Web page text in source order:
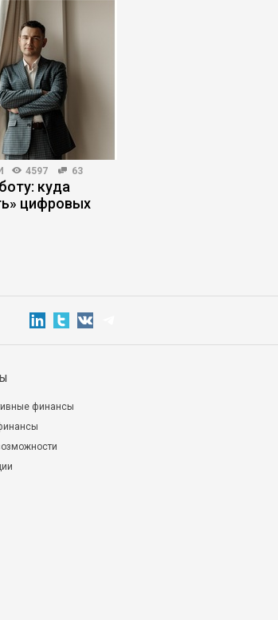
4597 63
куда
цифровых
финансы